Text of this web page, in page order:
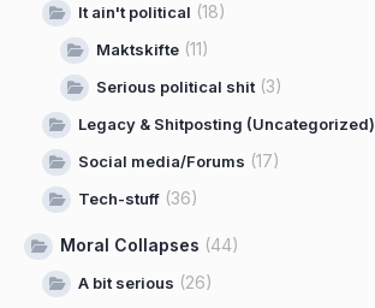
It ain't political (18)
Maktskifte (11)
Serious political shit(3)
Legacy & Shitposting (Uncategorized)
Social media/Forums (17)
Tech-stuff (36)
Moral Collapses (44)
A bit serious (26)